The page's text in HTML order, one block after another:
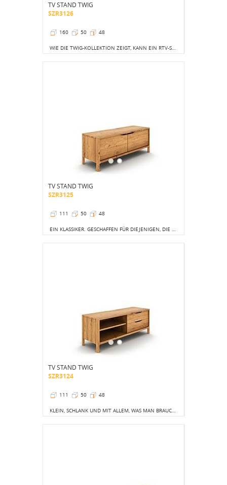
TV STAND TWIG
SZR3126
160 50 48
WIE DIE TWIG-KOLLEKTION ZEIGT, KANN EIN RTV-SCHRANK SEHR PRAKTISCH SEIN UND WEIT MEHR INS AUGE FALLEN ALS EIN GROßER BILDSCHIRM.
TV STAND TWIG
SZR3125
111 50 48
EIN KLASSIKER. GESCHAFFEN FÜR DIEJENIGEN, DIE GERNE ORDNUNG HABEN UND ALLE GEGENSTÄNDE VERSTECKEN.
TV STAND TWIG
SZR3124
111 50 48
KLEIN, SCHLANK UND MIT ALLEM, WAS MAN BRAUCHT.